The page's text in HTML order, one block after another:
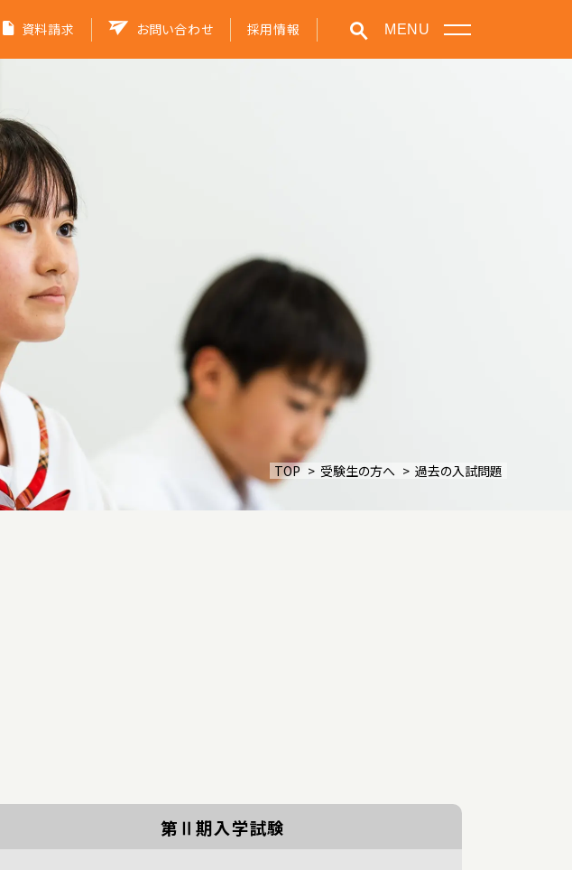
資料請求 お問い合わせ 採用情報 MENU
学校紹介
学校での取り組み
受験生の方へ
パンフレット
お知らせ
福井中高ポータルサイト
中高一貫教育
教育方針
制服紹介
施設紹介
TOP 受験生の方へ 過去の入試問題
第Ⅱ期入学試験